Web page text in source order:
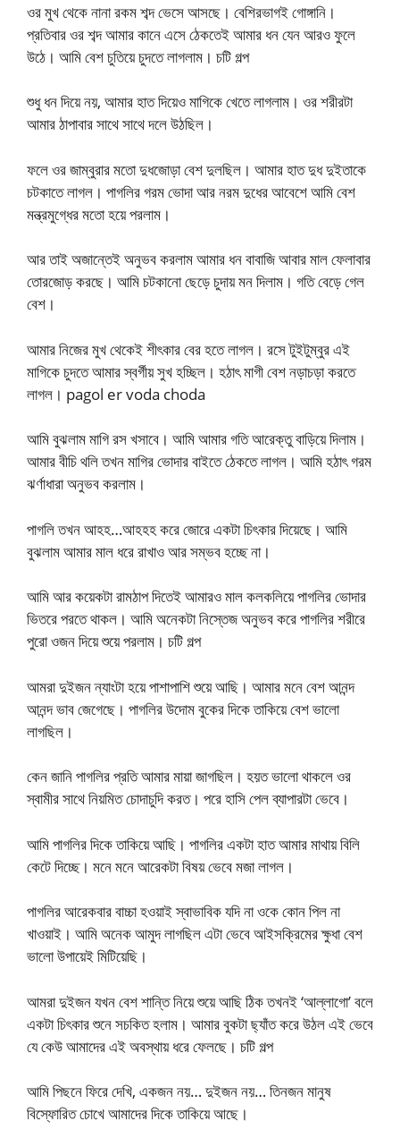
ওর মুখ থেকে নানা রকম শব্দ ভেসে আসছে। বেশিরভাগই গোঙ্গানি।
প্রতিবার ওর শব্দ আমার কানে এসে ঠেকতেই আমার ধন যেন আরও ফুলে
উঠে। আমি বেশ চুতিয়ে চুদতে লাগলাম। চটি গল্প
শুধু ধন দিয়ে নয়, আমার হাত দিয়েও মাগিকে খেতে লাগলাম। ওর শরীরটা
আমার ঠাপাবার সাথে সাথে দলে উঠছিল।
ফলে ওর জাম্বুরার মতো দুধজোড়া বেশ দুলছিল। আমার হাত দুধ দুইতাকে
চটকাতে লাগল। পাগলির গরম ভোদা আর নরম দুধের আবেশে আমি বেশ
মন্ত্রমুগ্ধের মতো হয়ে পরলাম।
আর তাই অজান্তেই অনুভব করলাম আমার ধন বাবাজি আবার মাল ফেলাবার
তোরজোড় করছে। আমি চটকানো ছেড়ে চুদায় মন দিলাম। গতি বেড়ে গেল
বেশ।
আমার নিজের মুখ থেকেই শীৎকার বের হতে লাগল। রসে টুইটুম্বুর এই
মাগিকে চুদতে আমার স্বর্গীয় সুখ হচ্ছিল। হঠাৎ মাগী বেশ নড়াচড়া করতে
লাগল। pagol er voda choda
আমি বুঝলাম মাগি রস খসাবে। আমি আমার গতি আরেক্তু বাড়িয়ে দিলাম।
আমার বীচি থলি তখন মাগির ভোদার বাইতে ঠেকতে লাগল। আমি হঠাৎ গরম
ঝর্ণাধারা অনুভব করলাম।
পাগলি তখন আহহ…আহহহ করে জোরে একটা চিৎকার দিয়েছে। আমি
বুঝলাম আমার মাল ধরে রাখাও আর সম্ভব হচ্ছে না।
আমি আর কয়েকটা রামঠাপ দিতেই আমারও মাল কলকলিয়ে পাগলির ভোদার
ভিতরে পরতে থাকল। আমি অনেকটা নিস্তেজ অনুভব করে পাগলির শরীরে
পুরো ওজন দিয়ে শুয়ে পরলাম। চটি গল্প
আমরা দুইজন ন্যাংটা হয়ে পাশাপাশি শুয়ে আছি। আমার মনে বেশ আনন্দ
আনন্দ ভাব জেগেছে। পাগলির উদোম বুকের দিকে তাকিয়ে বেশ ভালো
লাগছিল।
কেন জানি পাগলির প্রতি আমার মায়া জাগছিল। হয়ত ভালো থাকলে ওর
স্বামীর সাথে নিয়মিত চোদাচুদি করত। পরে হাসি পেল ব্যাপারটা ভেবে।
আমি পাগলির দিকে তাকিয়ে আছি। পাগলির একটা হাত আমার মাথায় বিলি
কেটে দিচ্ছে। মনে মনে আরেকটা বিষয় ভেবে মজা লাগল।
পাগলির আরেকবার বাচ্চা হওয়াই স্বাভাবিক যদি না ওকে কোন পিল না
খাওয়াই। আমি অনেক আমুদ লাগছিল এটা ভেবে আইসক্রিমের ক্ষুধা বেশ
ভালো উপায়েই মিটিয়েছি।
আমরা দুইজন যখন বেশ শান্তি নিয়ে শুয়ে আছি ঠিক তখনই ‘আল্লাগো’ বলে
একটা চিৎকার শুনে সচকিত হলাম। আমার বুকটা ছ্যাঁত করে উঠল এই ভেবে
যে কেউ আমাদের এই অবস্থায় ধরে ফেলছে। চটি গল্প
আমি পিছনে ফিরে দেখি, একজন নয়… দুইজন নয়… তিনজন মানুষ
বিস্ফোরিত চোখে আমাদের দিকে তাকিয়ে আছে।